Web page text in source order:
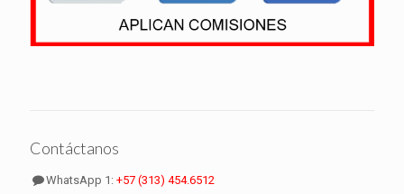
Contáctanos
WhatsApp 1:+57 (313) 454.6512